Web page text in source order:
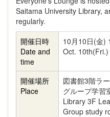
Saitama University Library,
regularly.
開催日時
Date and
time
10月10日(金)
Oct.
開催場所
Place
図書館3階ラ
グループ学習
Library 3F
Group study